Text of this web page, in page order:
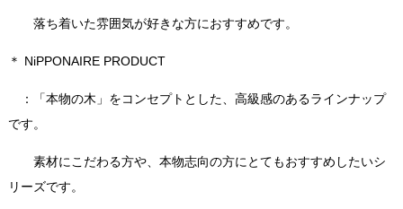
落ち着いた雰囲気が好きな方におすすめです。
＊ NiPPONAIRE PRODUCT
：「本物の木」をコンセプトとした、高級感のあるラインナップ
です。
素材にこだわる方や、本物志向の方にとてもおすすめしたいシ
リーズです。